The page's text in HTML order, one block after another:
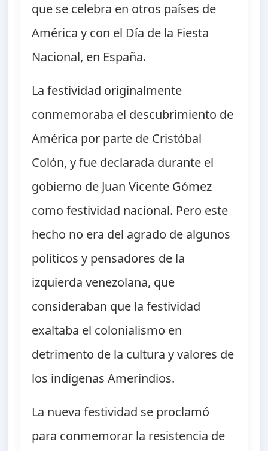
que se celebra en otros países de
América y con el Día de la Fiesta
Nacional, en España.
La festividad originalmente
conmemoraba el descubrimiento de
América por parte de Cristóbal
Colón, y fue declarada durante el
gobierno de Juan Vicente Gómez
como festividad nacional. Pero este
hecho no era del agrado de algunos
políticos y pensadores de la
izquierda venezolana, que
consideraban que la festividad
exaltaba el colonialismo en
detrimento de la cultura y valores de
los indígenas Amerindios.
La nueva festividad se proclamó
para conmemorar la resistencia de